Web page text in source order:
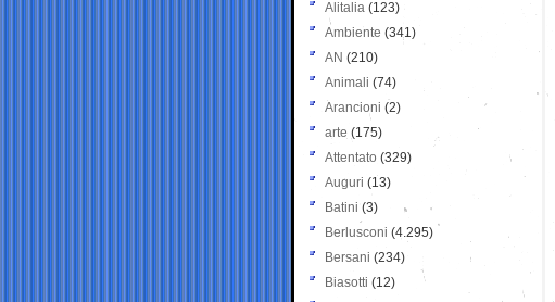
Alitalia (123)
Ambiente (341)
AN (210)
Animali (74)
Arancioni (2)
arte (175)
Attentato (329)
Auguri (13)
Batini (3)
Berlusconi (4.295)
Bersani (234)
Biasotti (12)